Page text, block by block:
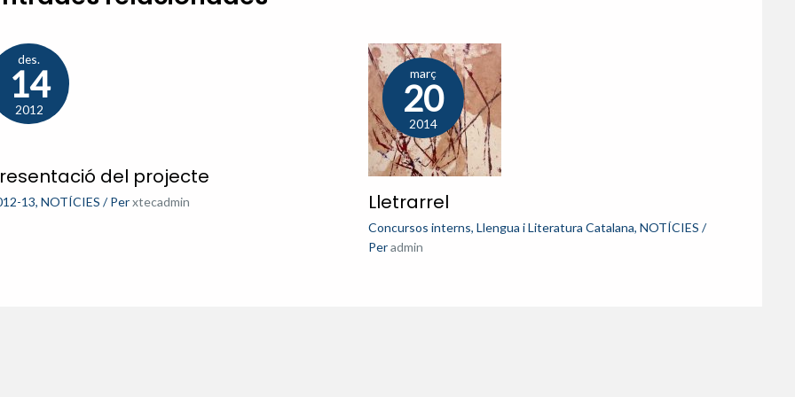
des.
14
2012
del projecte
13, NOTÍCIES / Perxtecadmin
març
20
2014
Lletrarrel
Concursos interns,Llengua i Literatura Catalana,NOTÍCIES /
Per admin